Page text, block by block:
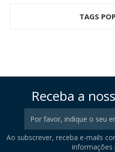
TAGS
Receba a
Ao subscrever, receba e-mails
informações